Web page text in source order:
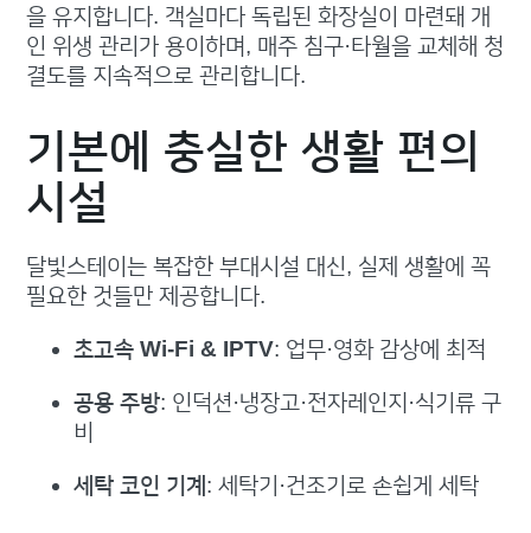
을 유지합니다. 객실마다 독립된 화장실이 마련돼 개
인 위생 관리가 용이하며, 매주 침구·타월을 교체해 청
결도를 지속적으로 관리합니다.
기본에 충실한 생활 편의
시설
달빛스테이는 복잡한 부대시설 대신, 실제 생활에 꼭
필요한 것들만 제공합니다.
초고속 Wi-Fi & IPTV: 업무·영화 감상에 최적
공용 주방: 인덕션·냉장고·전자레인지·식기류 구
비
세탁 코인 기계 : 세탁기·건조기로 손쉽게 세탁